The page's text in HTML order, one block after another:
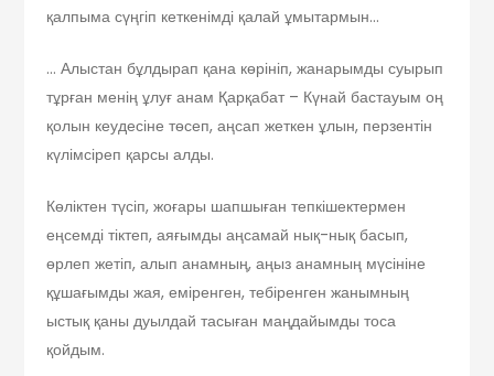
қалпыма сүңгіп кеткенімді қалай ұмытармын…
… Алыстан бұлдырап қана көрініп, жанарымды суырып
тұрған менің ұлуғ анам Қарқабат – Күнай бастауым оң
қолын кеудесіне төсеп, аңсап жеткен ұлын, перзентін
күлімсіреп қарсы алды.
Көліктен түсіп, жоғары шапшыған тепкішектермен
еңсемді тіктеп, аяғымды аңсамай нық-нық басып,
өрлеп жетіп, алып анамның, аңыз анамның мүсініне
құшағымды жая, еміренген, тебіренген жанымның
ыстық қаны дуылдай тасыған маңдайымды тоса
қойдым.